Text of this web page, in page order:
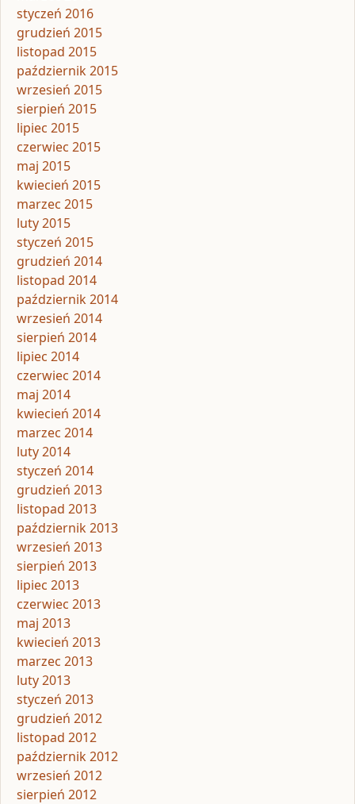
styczeń 2016
grudzień 2015
listopad 2015
październik 2015
wrzesień 2015
sierpień 2015
lipiec 2015
czerwiec 2015
maj 2015
kwiecień 2015
marzec 2015
luty 2015
styczeń 2015
grudzień 2014
listopad 2014
październik 2014
wrzesień 2014
sierpień 2014
lipiec 2014
czerwiec 2014
maj 2014
kwiecień 2014
marzec 2014
luty 2014
styczeń 2014
grudzień 2013
listopad 2013
październik 2013
wrzesień 2013
sierpień 2013
lipiec 2013
czerwiec 2013
maj 2013
kwiecień 2013
marzec 2013
luty 2013
styczeń 2013
grudzień 2012
listopad 2012
październik 2012
wrzesień 2012
sierpień 2012